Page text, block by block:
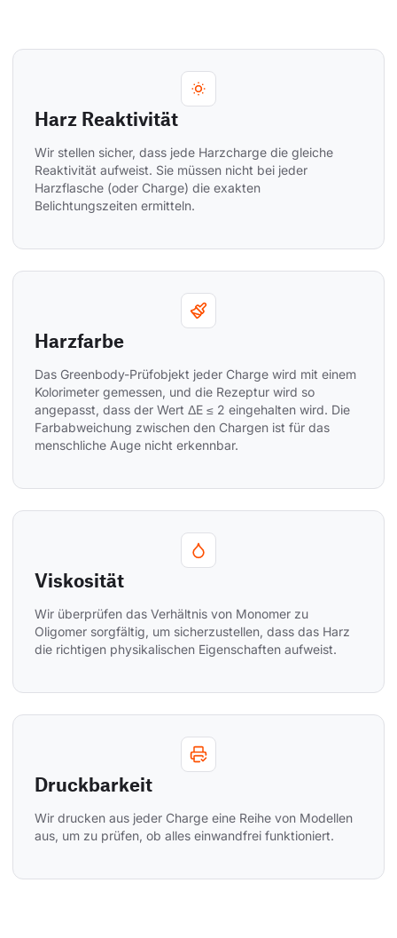
Harz Reaktivität
Wir stellen sicher, dass jede Harzcharge die gleiche
Reaktivität aufweist. Sie müssen nicht bei jeder
Harzflasche (oder Charge) die exakten
Belichtungszeiten ermitteln.
Harzfarbe
Das Greenbody-Prüfobjekt jeder Charge wird mit einem
Kolorimeter gemessen, und die Rezeptur wird so
angepasst, dass der Wert ΔE ≤ 2 eingehalten wird. Die
Farbabweichung zwischen den Chargen ist für das
menschliche Auge nicht erkennbar.
Viskosität
Wir überprüfen das Verhältnis von Monomer zu
Oligomer sorgfältig, um sicherzustellen, dass das Harz
die richtigen physikalischen Eigenschaften aufweist.
Druckbarkeit
Wir drucken aus jeder Charge eine Reihe von Modellen
aus, um zu prüfen, ob alles einwandfrei funktioniert.